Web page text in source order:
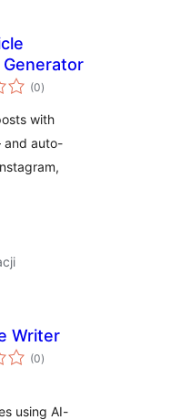
(0wszystkich
ocen
)
with
and auto-
Writer
(0wszystkich
ocen
)
using AI-